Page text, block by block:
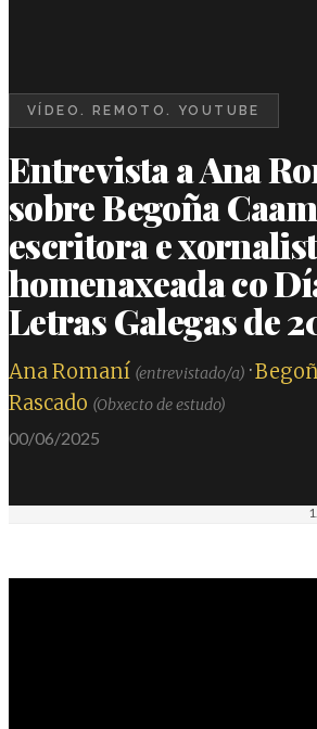
VÍDEO. REMOTO. YOUTUBE
Entrevista a Ana
sobre Begoña
escritora e
homenaxeada co
Letras Galegas de
Ana Romaní (entrevistado/a) ·
Rascado (Obxecto de estudo)
00/06/2025